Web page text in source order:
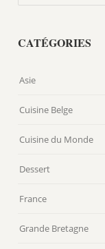
CATÉGORIES
Asie
Cuisine Belge
Cuisine du Monde
Dessert
France
Grande Bretagne